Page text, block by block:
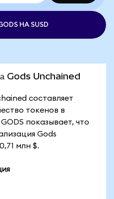
НА SUSD
Gods Unchained
составляет
токенов в
показывает, что
Gods
млн $.